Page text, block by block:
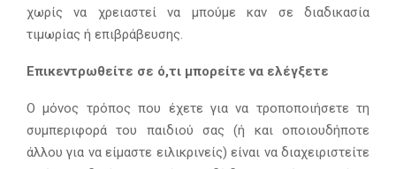
χωρίς να χρειαστεί να μπούμε καν σε διαδικασία
τιμωρίας ή επιβράβευσης.
Επικεντρωθείτε σε ό,τι μπορείτε να ελέγξετε
Ο μόνος τρόπος που έχετε για να τροποποιήσετε τη
συμπεριφορά του παιδιού σας (ή και οποιουδήποτε
άλλου για να είμαστε ειλικρινείς) είναι να διαχειριστείτε